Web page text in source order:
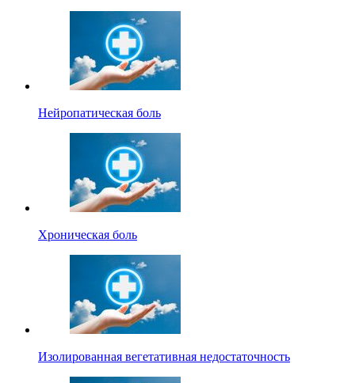
Нейропатическая боль
Хроническая боль
Изолированная вегетативная недостаточность